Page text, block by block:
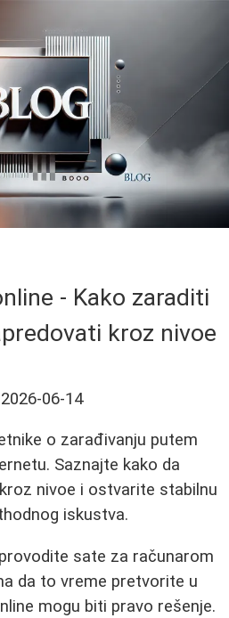
- Kako zaraditi
kroz nivoe
2026-06-14
o zarađivanju putem
Saznajte kako da
nivoe i ostvarite stabilnu
iskustva.
sate za računarom
da to vreme pretvorite u
mogu biti pravo rešenje.